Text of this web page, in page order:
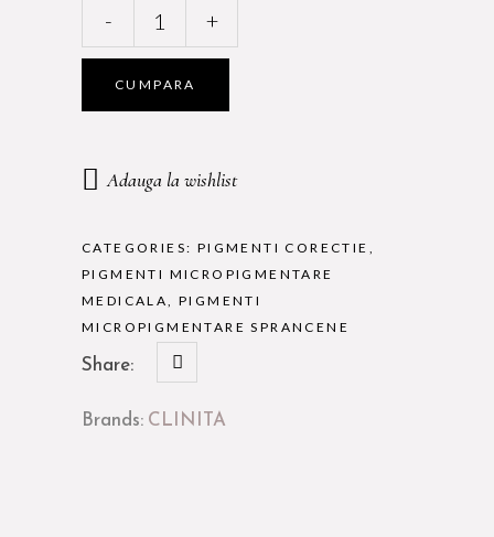
AMBER
pigment
- +
CUMPARA
Adauga la wishlist
CATEGORIES: PIGMENTI CORECTIE ,
PIGMENTI MICROPIGMENTARE
MEDICALA,PIGMENTI
MICROPIGMENTARE SPRANCENE
Share:
Brands: CLINITA